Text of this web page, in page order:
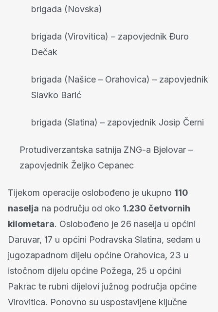
brigada (Novska)
brigada (Virovitica) – zapovjednik Đuro
Dečak
brigada (Našice – Orahovica) – zapovjednik
Slavko Barić
brigada (Slatina) – zapovjednik Josip Černi
Protudiverzantska satnija ZNG-a Bjelovar –
zapovjednik Željko Cepanec
Tijekom operacije oslobođeno je ukupno 110
naselja na području od oko 1.230 četvornih
kilometara. Oslobođeno je 26 naselja u općini
Daruvar, 17 u općini Podravska Slatina, sedam u
jugozapadnom dijelu općine Orahovica, 23 u
istočnom dijelu općine Požega, 25 u općini
Pakrac te rubni dijelovi južnog područja općine
Virovitica. Ponovno su uspostavljene ključne